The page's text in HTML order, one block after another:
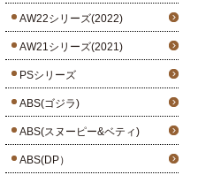
AW22シリーズ(2022)
AW21シリーズ(2021)
PSシリーズ
ABS(ゴジラ)
ABS(スヌーピー&ベティ)
ABS(DP）